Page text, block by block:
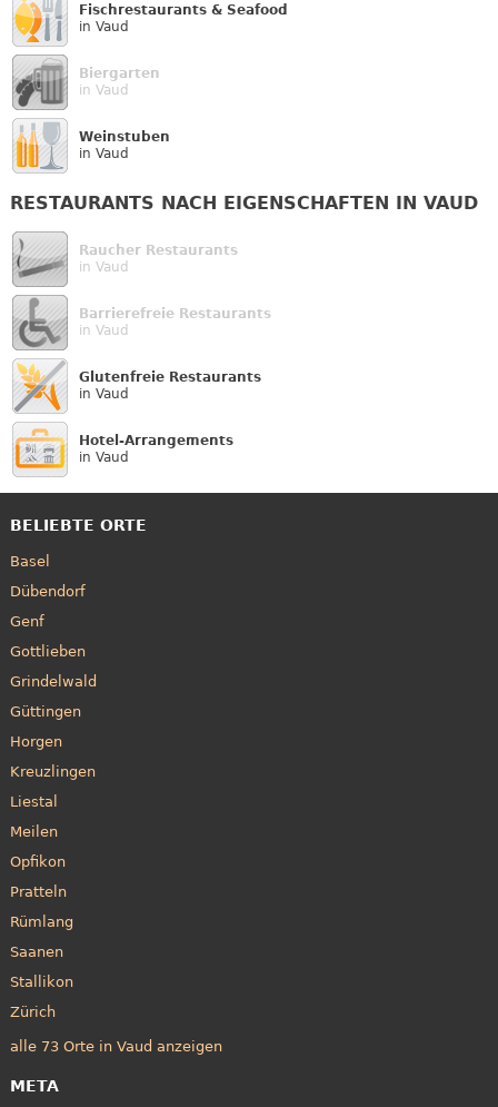
Fischrestaurants & Seafood
in Vaud
Biergarten
in Vaud
Weinstuben
in Vaud
RESTAURANTS NACH EIGENSCHAFTEN IN VAUD
Raucher Restaurants
in Vaud
Barrierefreie Restaurants
in Vaud
Glutenfreie Restaurants
in Vaud
Hotel-Arrangements
in Vaud
BELIEBTE ORTE
Basel
Dübendorf
Genf
Gottlieben
Grindelwald
Güttingen
Horgen
Kreuzlingen
Liestal
Meilen
Opfikon
Pratteln
Rümlang
Saanen
Stallikon
Zürich
alle 73 Orte in Vaud anzeigen
META